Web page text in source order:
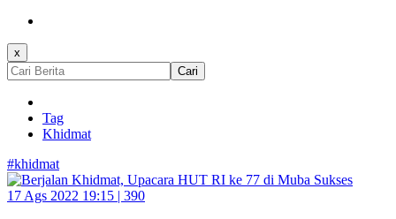
x
Cari
Tag
Khidmat
#khidmat
17 Ags 2022 19:15 | 390